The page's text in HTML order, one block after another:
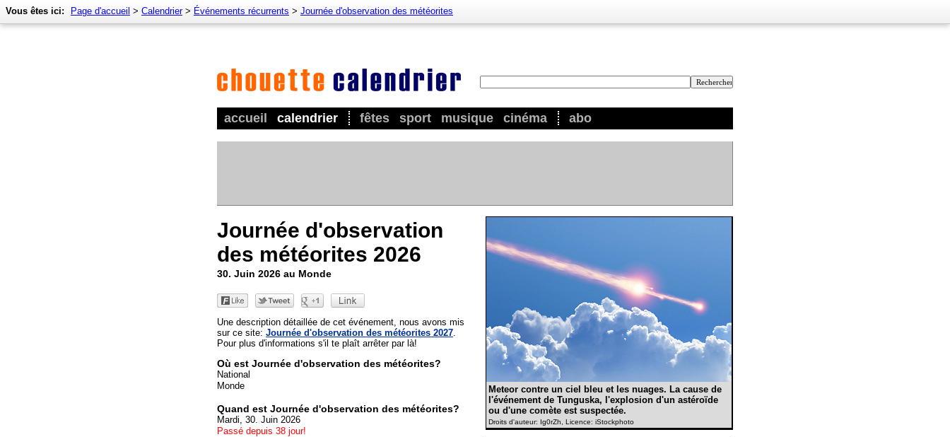
accueil calendrier fêtes sport musique cinéma abo
Vous êtes ici: Page d'accueil > Calendrier> Événements récurrents > Journée d'observation des météorites
Journée d'observation
des météorites 2026
30. Juin 2026 au Monde
Une description détaillée de cet événement, nous avons mis
sur ce site: Journée d'observation des météorites 2027
Pour plus d'informations s'il te plaît arrêter par là!
Où est Journée d'observation des météorites?
National
Monde
Quand est Journée d'observation des météorites?
Mardi, 30. Juin 2026
Passé depuis 38 jour!
Meteor contre un ciel bleu et les nuages. La cause de
l'événement de Tunguska, l'explosion d'un astéroïde
ou d'une comète est suspectée.
Droits d'auteur: Ig0rZh, Licence: iStockphoto